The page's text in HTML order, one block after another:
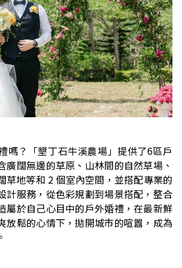
嗎？「墾丁石牛溪農場」提供了6區戶
廣闊無邊的草原、山林間的自然草場、
草地等和 2 個室內空間，並搭配專業的
計服務，從色彩規劃到場景搭配，整合
屬於自己心目中的戶外婚禮，在最新鮮
放鬆的心情下，拋開城市的喧囂，成為